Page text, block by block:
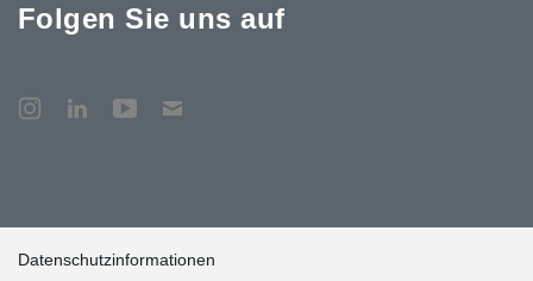
Folgen Sie uns auf
Datenschutzinformationen